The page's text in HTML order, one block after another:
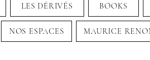
LES DÉRIVÉS BOOKS
NOS ESPACES MAURICE